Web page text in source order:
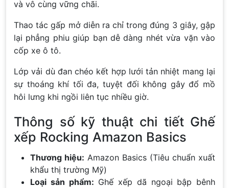
và vô cùng vững chãi.
Thao tác gấp mở diễn ra chỉ trong đúng 3 giây, gập
lại phẳng phiu giúp bạn dễ dàng nhét vừa vặn vào
cốp xe ô tô.
Lớp vải dù đan chéo kết hợp lưới tản nhiệt mang lại
sự thoáng khí tối đa, tuyệt đối không gây đổ mồ
hôi lưng khi ngồi liên tục nhiều giờ.
Thông số kỹ thuật chi tiết Ghế
xếp Rocking Amazon Basics
Thương hiệu: Amazon Basics (Tiêu chuẩn xuất
khẩu thị trường Mỹ)
Loại sản phẩm: Ghế xếp dã ngoại bập bênh